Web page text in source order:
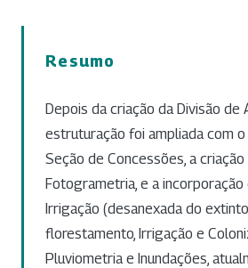
Resumo
Depois da criação da Divisão de
estruturação foi ampliada com
Seção de Concessões, a
Fotogrametria, e a incorporação
Irrigação (desanexada do
florestamento, Irrigação e
Pluviometria e Inundações,